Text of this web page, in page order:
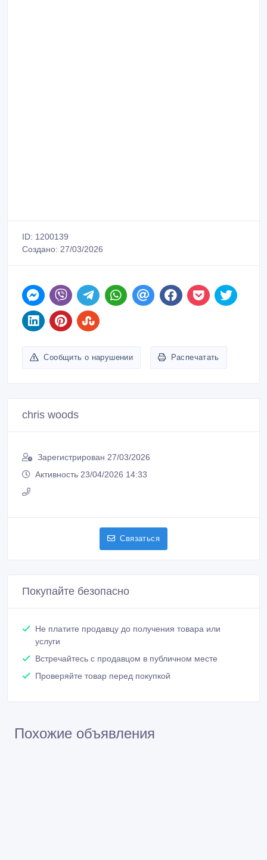
ID: 1200139
Создано: 27/03/2026
Сообщить о нарушении Распечатать
chris woods
Зарегистрирован 27/03/2026
Активность 23/04/2026 14:33
Связаться
Покупайте безопасно
Не платите продавцу до получения товара или
услуги
Встречайтесь с продавцом в публичном месте
Проверяйте товар перед покупкой
Похожие объявления